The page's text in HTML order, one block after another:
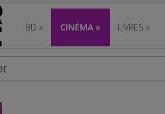
BD » CINÉMA » LIVRES »